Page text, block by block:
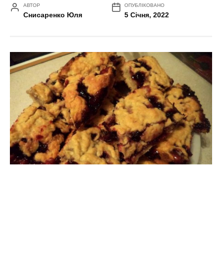
АВТОР
Снисаренко Юля
ОПУБЛІКОВАНО
5 Січня, 2022